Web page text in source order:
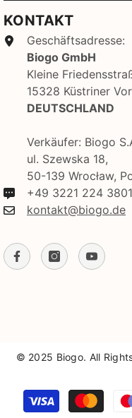
KONTAKT
Geschäftsadresse:
Biogo GmbH
Kleine
15328 Küstriner
DEUTSCHLAND
Verkäufer: Biogo
ul. Szewska 18,
50-139 Wrocław,
+49 3221 224 3801
kontakt@biogo.de
© 2025 Biogo. All